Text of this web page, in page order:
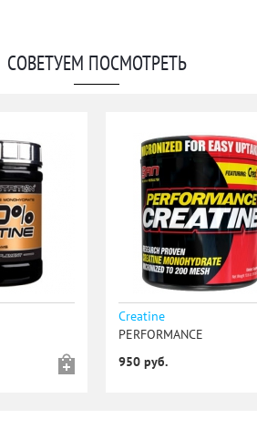
СОВЕТУЕМ ПОСМОТРЕТЬ
Creatine
PERFORMANCE
950 руб.